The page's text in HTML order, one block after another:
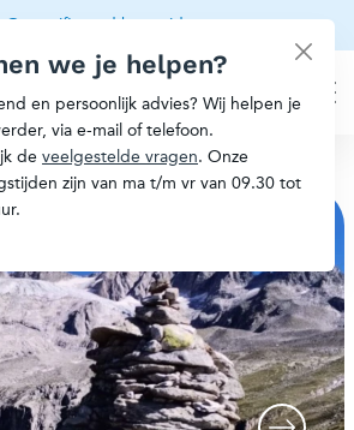
we je helpen?
en persoonlijk advies? Wij helpen je
via e-mail of telefoon.
de veelgestelde vragen. Onze
zijn van ma t/m vr van 09.30 tot
Gecertificeerd berggids
eigen berggids